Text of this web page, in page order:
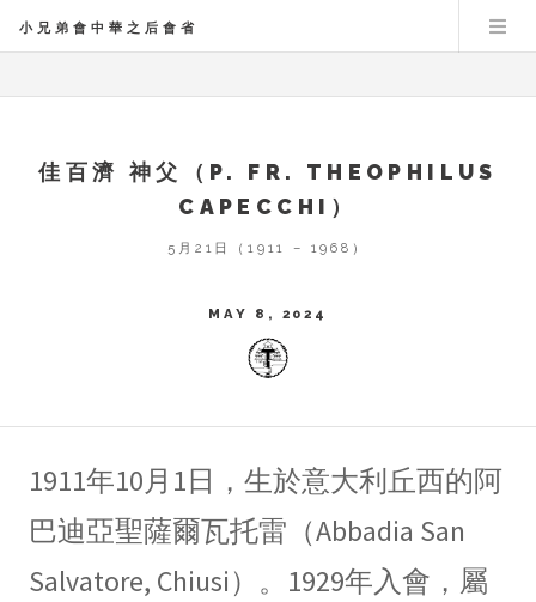
小兄弟會中華之后會省
佳百濟 神父（P. FR. THEOPHILUS
CAPECCHI）
5月21日（1911 – 1968）
MAY 8, 2024
1911年10月1日，生於意大利丘西的阿
巴迪亞聖薩爾瓦托雷（Abbadia San
Salvatore, Chiusi）。1929年入會，屬